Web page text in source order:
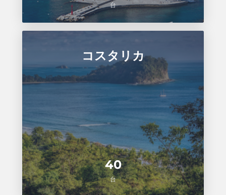
台
40
台
コスタリカ